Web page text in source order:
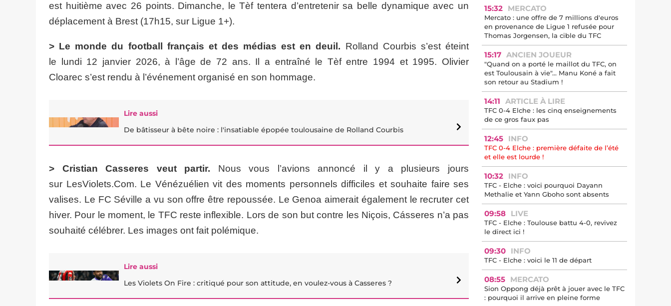
est huitième avec 26 points. Dimanche, le Tèf tentera d’entretenir sa belle dynamique avec un
déplacement à Brest (17h15, sur Ligue 1+).
> Le monde du football français et des médias est en deuil. Rolland Courbis s’est éteint
le lundi 12 janvier 2026, à l’âge de 72 ans. Il a entraîné le Tèf entre 1994 et 1995. Olivier
Cloarec s’est rendu à l’événement organisé en son hommage.
Lire aussi
De bâtisseur à bête noire : l'insatiable épopée toulousaine de Rolland Courbis
> Cristian Casseres veut partir. Nous vous l’avions annoncé il y a plusieurs jours
sur LesViolets.Com. Le Vénézuélien vit des moments personnels difficiles et souhaite faire ses
valises. Le FC Séville a vu son offre être repoussée. Le Genoa aimerait également le recruter cet
hiver. Pour le moment, le TFC reste inflexible. Lors de son but contre les Niçois, Cásseres n’a pas
souhaité célébrer. Les images ont fait polémique.
Lire aussi
Les Violets On Fire : critiqué pour son attitude, en voulez-vous à Casseres ?
15:32 MERCATO
Mercato : une offre de 7 millions d'euros
en provenance de Ligue 1 refusée pour
Thomas Jorgensen, la cible du TFC
15:17 ANCIEN JOUEUR
"Quand on a porté le maillot du TFC, on
est Toulousain à vie"... Manu Koné a fait
son retour au Stadium !
14:11 ARTICLE À LIRE
TFC 0-4 Elche : les cinq enseignements
de ce gros faux pas
12:45 INFO
TFC 0-4 Elche : première défaite de l’été
et elle est lourde !
10:32 INFO
TFC - Elche : voici pourquoi Dayann
Methalie et Yann Gboho sont absents
09:58 LIVE
TFC - Elche : Toulouse battu 4-0, revivez
le direct ici !
09:30 INFO
TFC - Elche : voici le 11 de départ
08:55 MERCATO
Sion Oppong déjà prêt à jouer avec le TFC
: pourquoi il arrive en pleine forme